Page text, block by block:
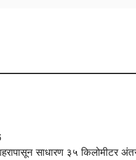
साधारण ३५ किलोमीटर